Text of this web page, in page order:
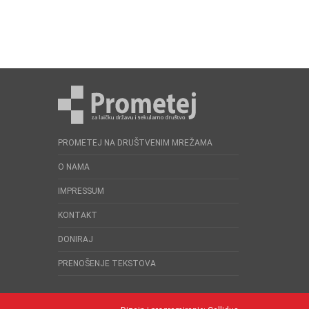
PROMETEJ NA DRUŠTVENIM MREŽAMA
O NAMA
IMPRESSUM
KONTAKT
DONIRAJ
PRENOŠENJE TEKSTOVA